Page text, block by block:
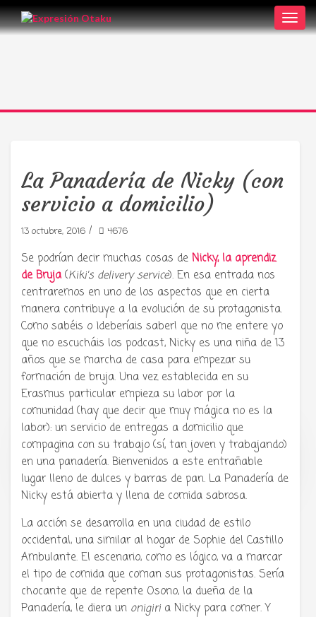
Tu radio y podcast sobre manga,
anime y cultura japonesa ツ
La Panadería de Nicky (con
servicio a domicilio)
13 octubre, 2016 / 4676
Se podrían decir muchas cosas de Nicky, la aprendiz
de Bruja (Kiki’s delivery service). En esa entrada nos
centraremos en uno de los aspectos que en cierta
manera contribuye a la evolución de su protagonista.
Como sabéis o ¡deberíais saber! que no me entere yo
que no escucháis los podcast, Nicky es una niña de 13
años que se marcha de casa para empezar su
formación de bruja. Una vez establecida en su
Erasmus particular empieza su labor por la
comunidad (hay que decir que muy mágica no es la
labor): un servicio de entregas a domicilio que
compagina con su trabajo (sí, tan joven y trabajando)
en una panadería. Bienvenidos a este entrañable
lugar lleno de dulces y barras de pan. La Panadería de
Nicky está abierta y llena de comida sabrosa.
La acción se desarrolla en una ciudad de estilo
occidental, una similar al hogar de Sophie del Castillo
Ambulante. El escenario, como es lógico, va a marcar
el tipo de comida que coman sus protagonistas. Sería
chocante que de repente Osono, la dueña de la
Panadería, le diera un onigiri a Nicky para comer. Y